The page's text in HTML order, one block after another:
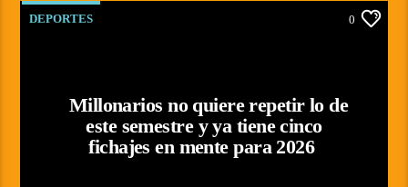
DEPORTES 0
Millonarios no quiere repetir lo de
este semestre y ya tiene cinco
fichajes en mente para 2026